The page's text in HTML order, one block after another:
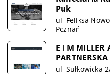
Puk
ul. Feliksa
Poznań
E I M MILLER
PARTNERSKA
ul. Sułkowicka